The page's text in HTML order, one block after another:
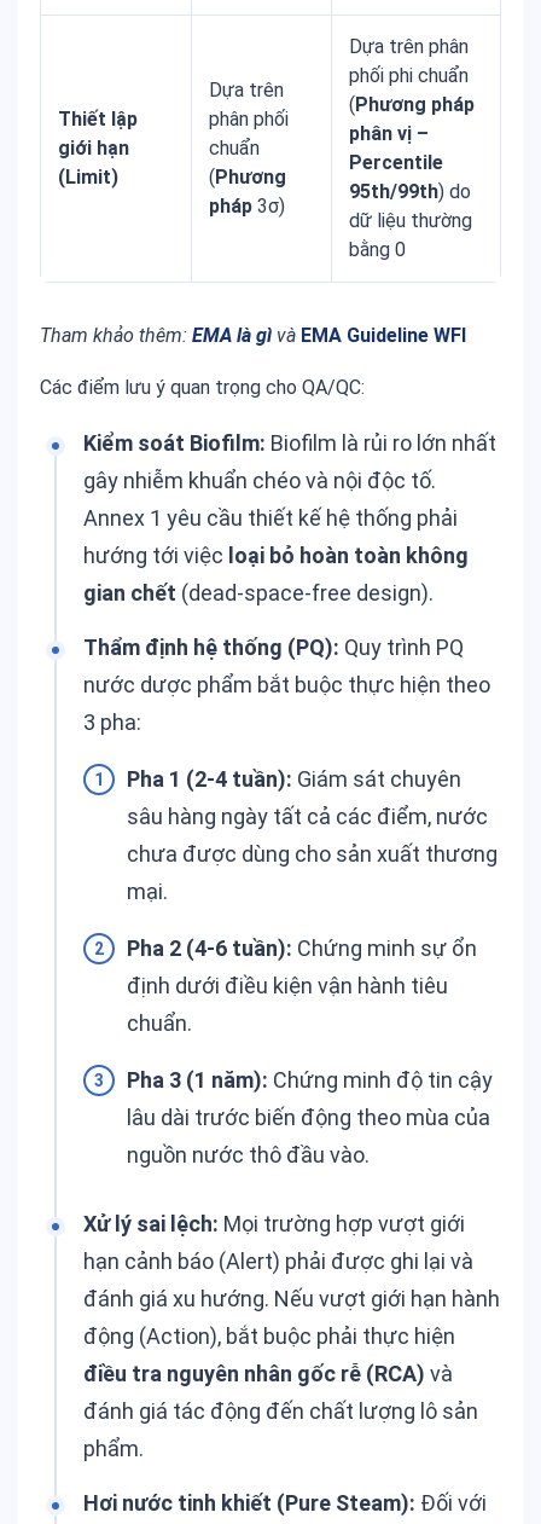
Thiết lập
giới hạn
(Limit)
Dựa trên
phân phối
chuẩn
( Phương
pháp 3σ)
Dựa trên phân
phối phi chuẩn
( Phương pháp
phân vị –
Percentile
95th/99th) do
dữ liệu thường
bằng 0
Tham khảo thêm: EMA là gì và EMA Guideline WFI
Các điểm lưu ý quan trọng cho QA/QC:
Kiểm soát Biofilm: Biofilm là rủi ro lớn nhất
gây nhiễm khuẩn chéo và nội độc tố.
Annex 1 yêu cầu thiết kế hệ thống phải
hướng tới việc loại bỏ hoàn toàn không
gian chết (dead-space-free design).
Thẩm định hệ thống (PQ): Quy trình PQ
nước dược phẩm bắt buộc thực hiện theo
3 pha:
Pha 1 (2-4 tuần): Giám sát chuyên
sâu hàng ngày tất cả các điểm, nước
chưa được dùng cho sản xuất thương
mại.
Pha 2 (4-6 tuần): Chứng minh sự ổn
định dưới điều kiện vận hành tiêu
chuẩn.
Pha 3 (1 năm): Chứng minh độ tin cậy
lâu dài trước biến động theo mùa của
nguồn nước thô đầu vào.
Xử lý sai lệch: Mọi trường hợp vượt giới
hạn cảnh báo (Alert) phải được ghi lại và
đánh giá xu hướng. Nếu vượt giới hạn hành
động (Action), bắt buộc phải thực hiện
điều tra nguyên nhân gốc rễ (RCA) và
đánh giá tác động đến chất lượng lô sản
phẩm.
Hơi nước tinh khiết (Pure Steam): Đối với